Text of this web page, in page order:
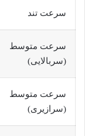
سرعت تند
سرعت متوسط
(سربالایی)
سرعت متوسط
(سرازیری)